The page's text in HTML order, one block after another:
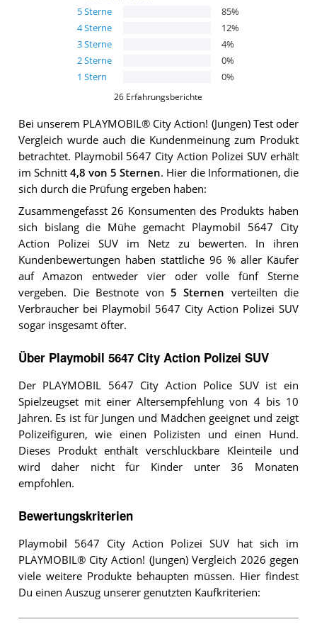
5Sterne 85%
4Sterne 12%
3Sterne 4%
2Sterne 0%
1 Stern 0%
26 Erfahrungsberichte
Bei unserem PLAYMOBIL® City Action! (Jungen)Test oder
Vergleich wurde auch die Kundenmeinung zum Produkt
betrachtet. Playmobil 5647 City Action Polizei SUV erhält
im Schnitt 4,8 von 5 Sternen. Hier die Informationen, die
sich durch die Prüfung ergeben haben:
Zusammengefasst 26 Konsumenten des Produkts haben
sich bislang die Mühe gemacht Playmobil 5647 City
Action Polizei SUV im Netz zu bewerten. In ihren
Kundenbewertungen haben stattliche 96 % aller Käufer
auf Amazon entweder vier oder volle fünf Sterne
vergeben. Die Bestnote von 5 Sternen verteilten die
Verbraucher bei Playmobil 5647 City Action Polizei SUV
sogar insgesamt öfter.
Über Playmobil 5647 City Action Polizei SUV
Der PLAYMOBIL 5647 City Action Police SUV ist ein
Spielzeugset mit einer Altersempfehlung von 4 bis 10
Jahren. Es ist für Jungen und Mädchen geeignet und zeigt
Polizeifiguren, wie einen Polizisten und einen Hund.
Dieses Produkt enthält verschluckbare Kleinteile und
wird daher nicht für Kinder unter 36 Monaten
empfohlen.
Bewertungskriterien
Playmobil 5647 City Action Polizei SUV hat sich im
PLAYMOBIL® City Action! (Jungen) Vergleich 2026 gegen
viele weitere Produkte behaupten müssen. Hier findest
Du einen Auszug unserer genutzten Kaufkriterien: